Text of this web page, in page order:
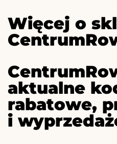
Więcej o
aktualne
rabatowe,
i